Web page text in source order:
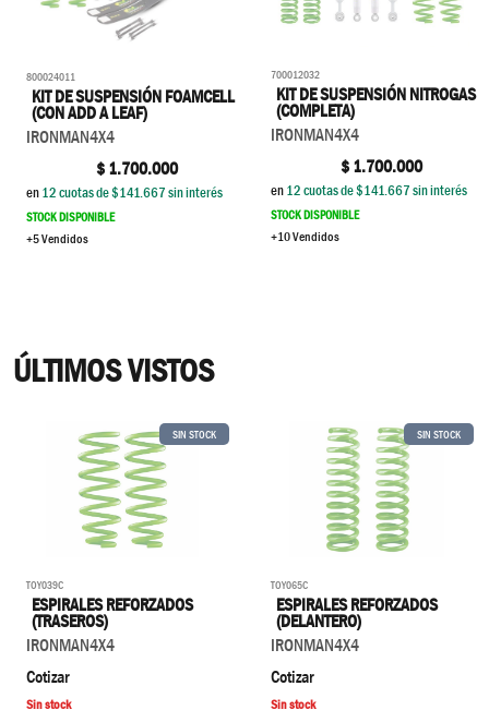
800024011
KIT DE SUSPENSIÓN FOAMCELL
(CON ADD A LEAF)
IRONMAN4X4
$1.700.000
en12cuotas de $141.667sin interés
STOCK DISPONIBLE
+5 Vendidos
700012032
KIT DE SUSPENSIÓN NITROGAS
(COMPLETA)
IRONMAN4X4
$1.700.000
en12cuotas de $141.667sin interés
STOCK DISPONIBLE
+10 Vendidos
ÚLTIMOS VISTOS
SIN STOCK
TOY039C
ESPIRALES REFORZADOS
(TRASEROS)
IRONMAN4X4
Cotizar
Sin stock
SIN STOCK
TOY065C
ESPIRALES REFORZADOS
(DELANTERO)
IRONMAN4X4
Cotizar
Sin stock